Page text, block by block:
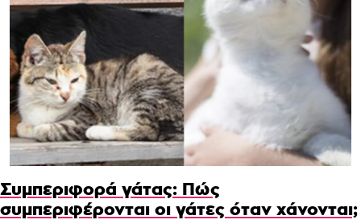
Συμπεριφορά γάτας: Πώς
συμπεριφέρονται οι γάτες όταν χάνονται;